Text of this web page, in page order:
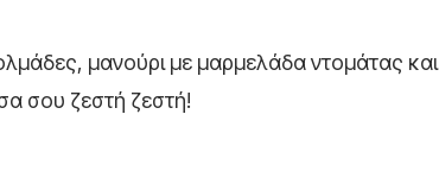
μανούρι με μαρμελάδα ντομάτας και
σου ζεστή ζεστή!